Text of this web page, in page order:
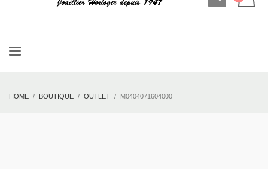
HOME BOUTIQUE OUTLET M0404071604000